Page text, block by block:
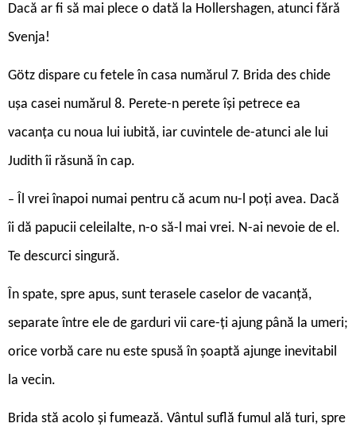
Dacă ar fi să mai plece o dată la Hollershagen, atunci fără
Svenja!
Götz dispare cu fetele în casa numărul 7. Brida des chide
ușa casei numărul 8. Perete-n perete își petrece ea
vacanța cu noua lui iubită, iar cuvintele de-atunci ale lui
Judith îi răsună în cap.
–
Îl vrei înapoi numai pentru că acum nu-l poți avea. Dacă
îi dă papucii celeilalte, n-o să-l mai vrei. N-ai nevoie de el.
Te descurci singură.
În spate, spre apus, sunt terasele caselor de vacanță,
separate între ele de garduri vii care-ți ajung până la umeri;
orice vorbă care nu este spusă în șoaptă ajunge inevitabil
la vecin.
Brida stă acolo și fumează. Vântul suflă fumul ală turi, spre